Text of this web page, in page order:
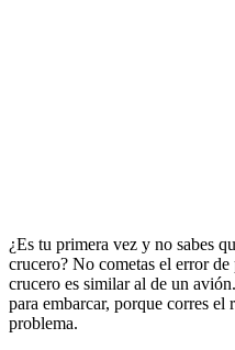
¿Es tu primera vez y no sabes
crucero? No cometas el error
crucero es similar al de un
para embarcar, porque corres el
problema.